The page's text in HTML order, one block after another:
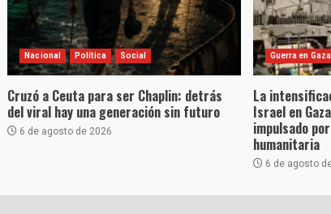
Nacional Política Social
Cruzó a Ceuta para ser Chaplin: detrás
del viral hay una generación sin futuro
6 de agosto de 2026
Guerra en Gaza
La
Israel en
impulsado
humanitaria
6 de agosto